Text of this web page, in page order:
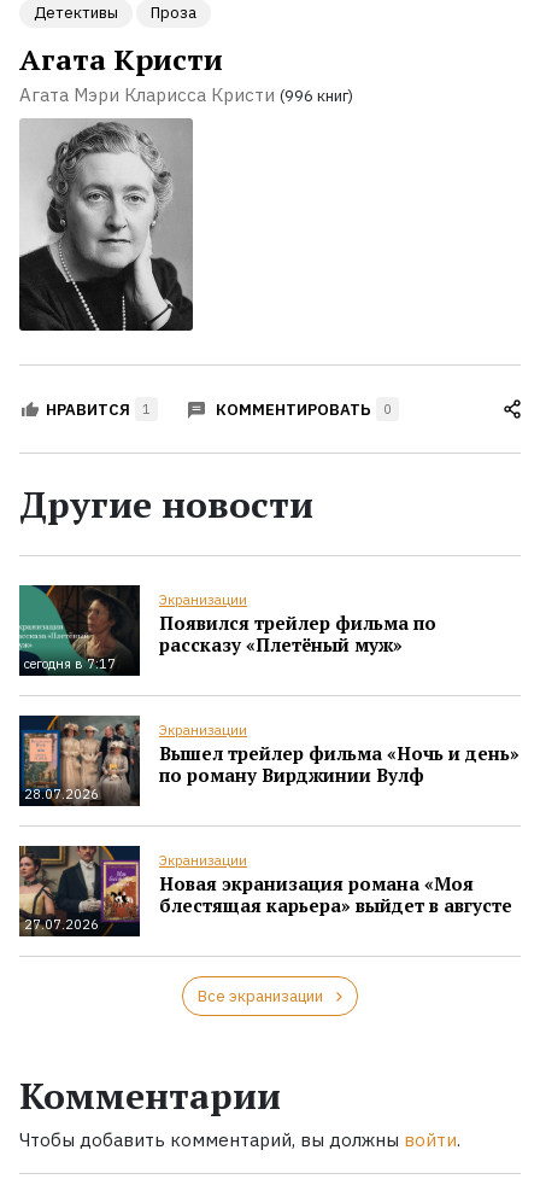
Детективы Проза
Агата Кристи
Агата Мэри Кларисса Кристи (996 книг)
НРАВИТСЯ 1 КОММЕНТИРОВАТЬ 0
Другие новости
сегодня в 7:17
Экранизации
Появился трейлер фильма по
рассказу «Плетёный муж»
28.07.2026
Экранизации
Вышел трейлер фильма «Ночь и день»
по роману Вирджинии Вулф
27.07.2026
Экранизации
Новая экранизация романа «Моя
блестящая карьера» выйдет в августе
Все экранизации
Комментарии
Чтобы добавить комментарий, вы должны войти.